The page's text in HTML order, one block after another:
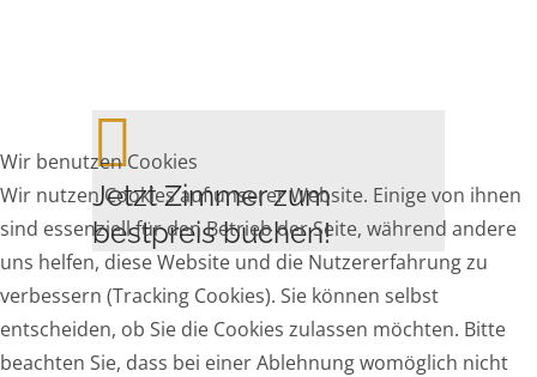
Jetzt Zimmer zum
bestpreis buchen!
Wir benutzen Cookies
Wir nutzen Cookies auf unserer Website. Einige von ihnen
sind essenziell für den Betrieb der Seite, während andere
uns helfen, diese Website und die Nutzererfahrung zu
verbessern (Tracking Cookies). Sie können selbst
entscheiden, ob Sie die Cookies zulassen möchten. Bitte
beachten Sie, dass bei einer Ablehnung womöglich nicht